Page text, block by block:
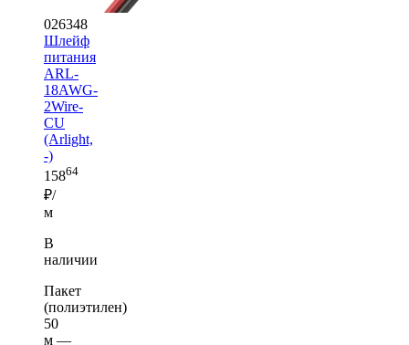
026348
Шлейф
питания
ARL-
18AWG-
2Wire-
CU
(Arlight,
-)
15864
₽/
м
В
наличии
Пакет
(полиэтилен)
50
м —